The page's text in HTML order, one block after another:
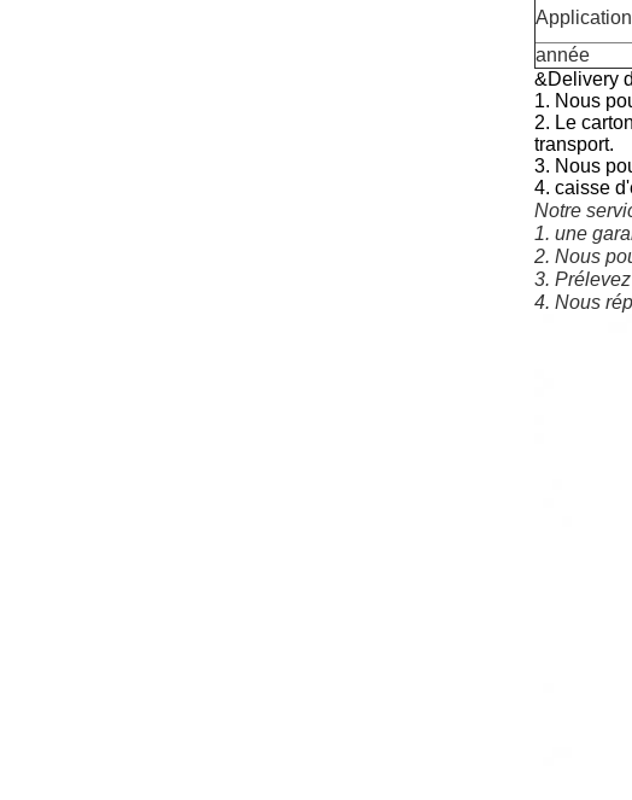
année
&Delivery
1. Nous
2. Le
transport.
3. Nous
4. caisse
Notre
1. une
2. Nous
3.
4. Nous